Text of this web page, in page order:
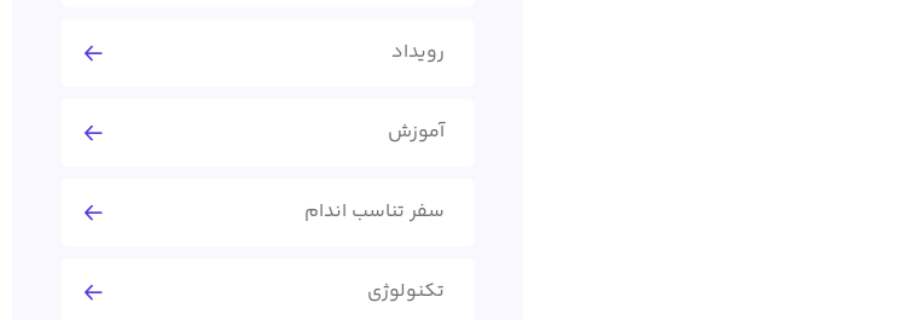
رویداد
آموزش
سفر تناسب اندام
تکنولوژی